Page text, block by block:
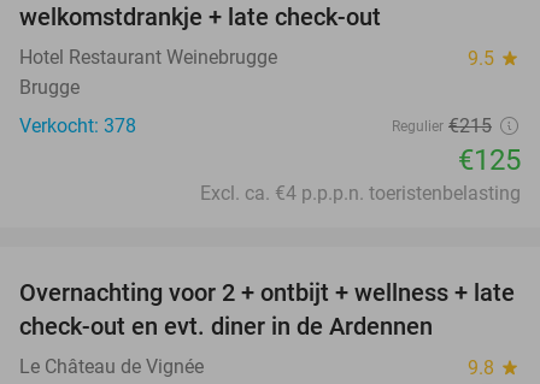
welkomstdrankje + late check-out
Hotel Restaurant Weinebrugge 9.5 star
Brugge
Verkocht: 378
Regulier €215
€125
Excl. ca. €4 p.p.p.n. toeristenbelasting
38%
Overnachting voor 2 + ontbijt + wellness + late
check-out en evt. diner in de Ardennen
Le Château de Vignée 9.8 star